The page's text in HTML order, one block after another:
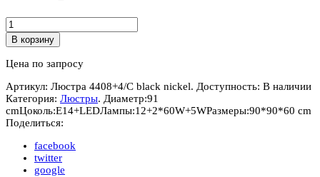
Количество
Люстра
4408+4/C
black
nickel
В корзину
Цена по запросу
Артикул: Люстра 4408+4/C black nickel. Доступность: В наличии
Категория: Люстры. Диаметр:91
cmЦоколь:E14+LEDЛампы:12+2*60W+5WРазмеры:90*90*60 cm
Поделиться:
facebook
twitter
google